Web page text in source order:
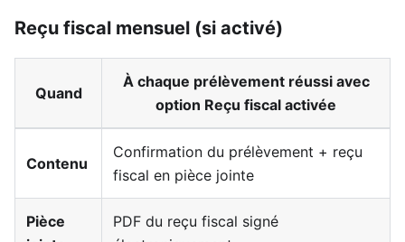
Reçu fiscal mensuel (si activé)
Quand
À chaque prélèvement réussi avec
option Reçu fiscal activée
Contenu
Confirmation du prélèvement + reçu
fiscal en pièce jointe
Pièce
PDF du reçu fiscal signé